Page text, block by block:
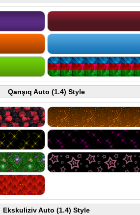
Qarışıq Auto (1.4) Style
Ekskuliziv Auto (1.4) Style